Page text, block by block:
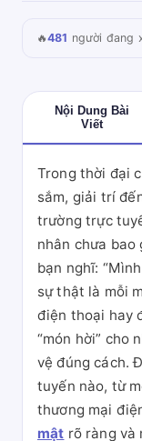
🔥481 người đang
Nội Dung Bài
Viết
Trong thời đại
sắm, giải trí
trường trực
nhân chưa
bạn nghĩ:
sự thật là mỗi
điện thoại hay
“món hời” cho
vệ đúng cách.
tuyến nào, từ
thương mại
mật rõ ràng và